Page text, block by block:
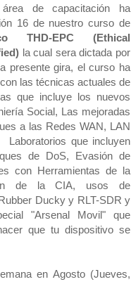
de capacitación ha
16 de nuestro curso de
THD-EPC (Ethical
la cual sera dictada por
presente gira, el curso ha
las técnicas actuales de
que incluye los nuevos
Social, Las mejoradas
a las Redes WAN, LAN
Laboratorios que incluyen
de DoS, Evasión de
con Herramientas de la
de la CIA, usos de
Ducky y RLT-SDR y
"Arsenal Movil" que
que tu dispositivo se
en Agosto (Jueves,